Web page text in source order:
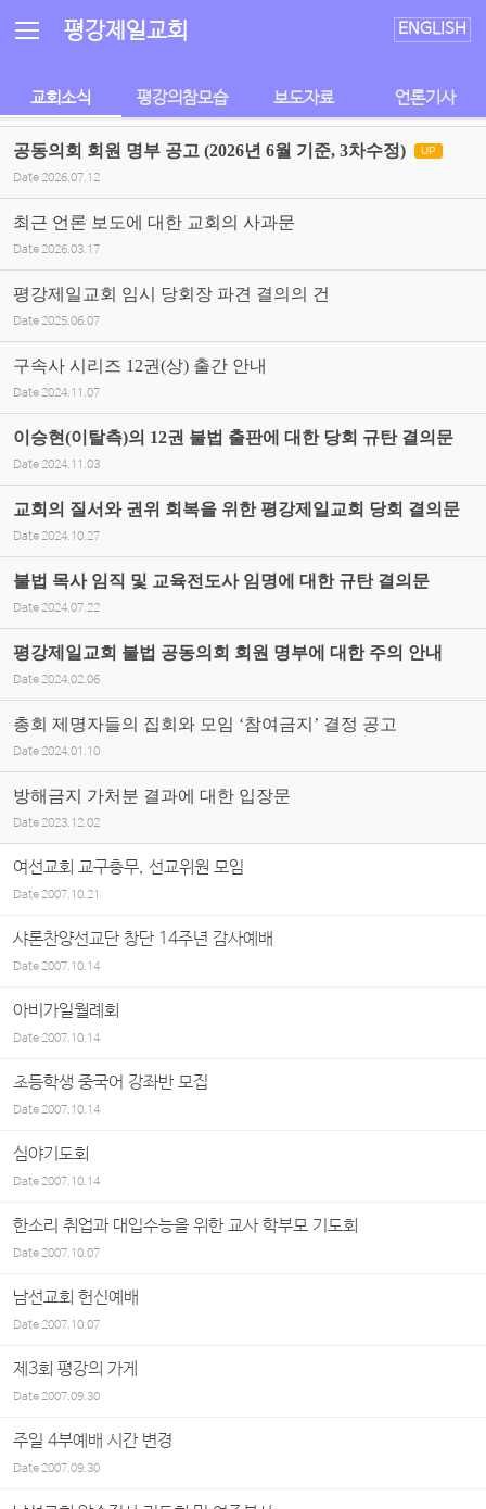
평강제일교회 ENGLISH
교회소식 평강의참모습 보도자료 언론기사
공동의회 회원 명부 공고 (2026년 6월 기준, 3차수정) UP
Date 2026.07.12
최근 언론 보도에 대한 교회의 사과문
Date 2026.03.17
평강제일교회 임시 당회장 파견 결의의 건
Date 2025.06.07
구속사 시리즈 12권(상) 출간 안내
Date 2024.11.07
이승현(이탈측)의 12권 불법 출판에 대한 당회 규탄 결의문
Date 2024.11.03
교회의 질서와 권위 회복을 위한 평강제일교회 당회 결의문
Date 2024.10.27
불법 목사 임직 및 교육전도사 임명에 대한 규탄 결의문
Date 2024.07.22
평강제일교회 불법 공동의회 회원 명부에 대한 주의 안내
Date 2024.02.06
총회 제명자들의 집회와 모임 ‘참여금지’ 결정 공고
Date 2024.01.10
방해금지 가처분 결과에 대한 입장문
Date 2023.12.02
여선교회 교구총무, 선교위원 모임
Date2007.10.21
샤론찬양선교단 창단 14주년 감사예배
Date2007.10.14
아비가일월례회
Date2007.10.14
초등학생 중국어 강좌반 모집
Date2007.10.14
심야기도회
Date2007.10.14
한소리 취업과 대입수능을 위한 교사 학부모 기도회
Date2007.10.07
남선교회 헌신예배
Date2007.10.07
제3회 평강의 가게
Date2007.09.30
주일 4부예배 시간 변경
Date2007.09.30